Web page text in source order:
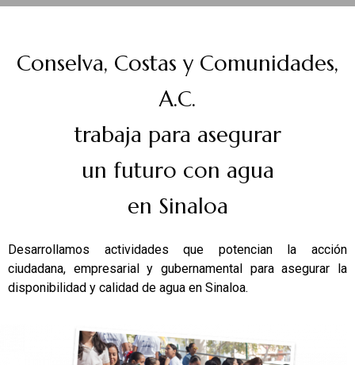
Conselva, Costas y Comunidades,
A.C.
trabaja para asegurar
un futuro con agua
en Sinaloa
Desarrollamos actividades que potencian la acción
ciudadana, empresarial y gubernamental para asegurar la
disponibilidad y calidad de agua en Sinaloa.